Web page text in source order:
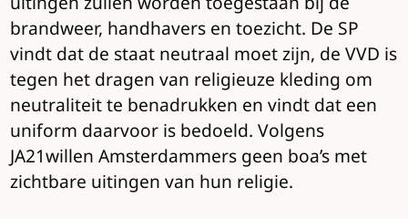
brandweer, handhavers en toezicht. De SP
vindt dat de staat neutraal moet zijn, de VVD is
tegen het dragen van religieuze kleding om
neutraliteit te benadrukken en vindt dat een
uniform daarvoor is bedoeld. Volgens
JA21willen Amsterdammers geen boa’s met
zichtbare uitingen van hun religie.